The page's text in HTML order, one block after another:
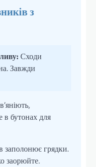
з
Сходи
Завжди
в бутонах для
заполонює грядки.
заорюйте.